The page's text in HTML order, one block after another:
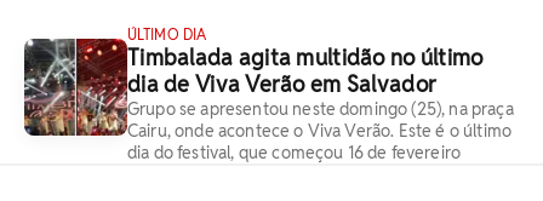
ÚLTIMO DIA
Timbalada agita multidão no último
dia de Viva Verão em Salvador
Grupo se apresentou neste domingo (25), na praça
Cairu, onde acontece o Viva Verão. Este é o último
dia do festival, que começou 16 de fevereiro